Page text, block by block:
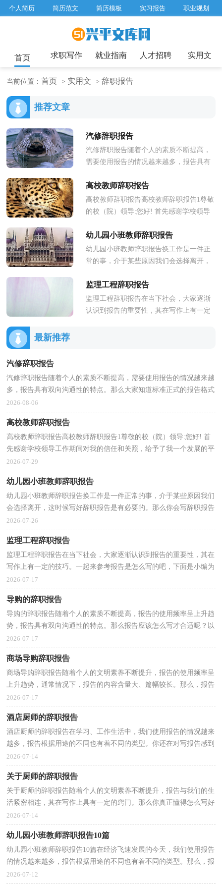
个人简历 简历范文 简历模板 实习报告 职业规划
工作总结 辞职报告
首页 求职写作 就业指南 人才招聘 实用文
当前位置：首页 > 实用文 >辞职报告
推荐文章
汽修辞职报告
汽修辞职报告随着个人的素质不断提高，
需要使用报告的情况越来越多，报告具有
式的报告格式吗？下面是小编为...
高校教师辞职报告
高校教师辞职报告高校教师辞职报告1尊敬
的校（院）领导:您好! 首先感谢学校领导
个发展的平台，使我有了长足的...
幼儿园小班教师辞职报告
幼儿园小班教师辞职报告换工作是一件正
常的事，介于某些原因我们会选择离开，
会写辞职报告吗？下面是小编收...
监理工程辞职报告
监理工程辞职报告在当下社会，大家逐渐
认识到报告的重要性，其在写作上有一定
最新推荐
汽修辞职报告
汽修辞职报告随着个人的素质不断提高，需要使用报告的情况越来越
多，报告具有双向沟通性的特点。那么大家知道标准正式的报告格式
吗？下面是小编为大家整理的汽修辞职报告，仅供参考...
2026-08-06
高校教师辞职报告
高校教师辞职报告高校教师辞职报告1尊敬的校（院）领导:您好! 首
先感谢学校领导工作期间对我的信任和关照，给予了我一个发展的平
台，使我有了长足的进步。如今由于环境气候和个人原...
2026-07-29
幼儿园小班教师辞职报告
幼儿园小班教师辞职报告换工作是一件正常的事，介于某些原因我们
会选择离开，这时候写好辞职报告是有必要的。那么你会写辞职报告
吗？下面是小编收集整理的幼儿园小班教师辞职报告...
2026-07-26
监理工程辞职报告
监理工程辞职报告在当下社会，大家逐渐认识到报告的重要性，其在
写作上有一定的技巧。一起来参考报告是怎么写的吧，下面是小编为
大家收集的监理工程辞职报告，仅供参考，希望能够帮助...
2026-07-17
导购的辞职报告
导购的辞职报告随着个人的素质不断提高，报告的使用频率呈上升趋
势，报告具有双向沟通性的特点。那么报告应该怎么写才合适呢？以
下是小编为大家收集的导购的辞职报告，欢迎阅读与收...
2026-07-17
商场导购辞职报告
商场导购辞职报告随着个人的文明素养不断提升，报告的使用频率呈
上升趋势，通常情况下，报告的内容含量大、篇幅较长。那么，报告
到底怎么写才合适呢？以下是小编为大家整理的商场导购...
2026-07-17
酒店厨师的辞职报告
酒店厨师的辞职报告在学习、工作生活中，我们使用报告的情况越来
越多，报告根据用途的不同也有着不同的类型。你还在对写报告感到
一筹莫展吗？下面是小编为大家整理的酒店厨师的辞...
2026-07-14
关于厨师的辞职报告
关于厨师的辞职报告随着个人的文明素养不断提升，报告与我们的生
活紧密相连，其在写作上具有一定的窍门。那么你真正懂得怎么写好
报告吗？以下是小编精心整理的关于厨师的辞职报告...
2026-07-14
幼儿园小班教师辞职报告10篇
幼儿园小班教师辞职报告10篇在经济飞速发展的今天，我们使用报告
的情况越来越多，报告根据用途的不同也有着不同的类型。那么，报
告到底怎么写才合适呢？以下是小编帮大家整理的幼儿...
2026-07-12